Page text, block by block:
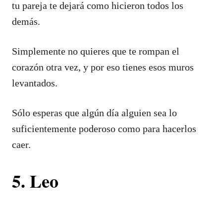
tu pareja te dejará como hicieron todos los
demás.
Simplemente no quieres que te rompan el
corazón otra vez, y por eso tienes esos muros
levantados.
Sólo esperas que algún día alguien sea lo
suficientemente poderoso como para hacerlos
caer.
5. Leo